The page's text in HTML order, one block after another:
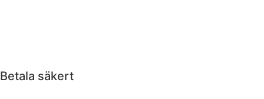
Betala säkert